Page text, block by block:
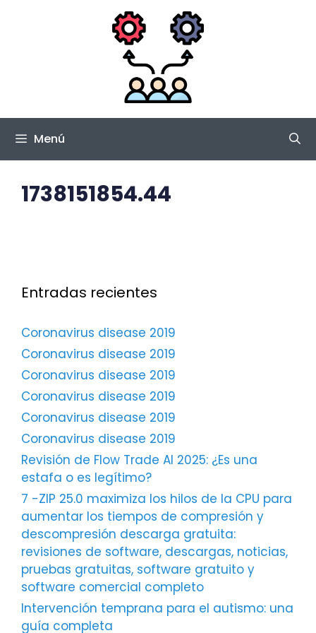
Menú
1738151854.44
Entradas recientes
Coronavirus disease 2019
Coronavirus disease 2019
Coronavirus disease 2019
Coronavirus disease 2019
Coronavirus disease 2019
Coronavirus disease 2019
Revisión de Flow Trade AI 2025: ¿Es una
estafa o es legítimo?
7 -ZIP 25.0 maximiza los hilos de la CPU para
aumentar los tiempos de compresión y
descompresión descarga gratuita:
revisiones de software, descargas, noticias,
pruebas gratuitas, software gratuito y
software comercial completo
Intervención temprana para el autismo: una
guía completa